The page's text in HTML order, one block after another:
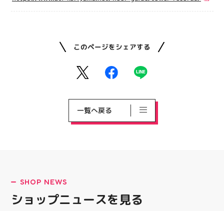
このページをシェアする
一覧へ戻る
SHOP NEWS
ショップニュースを見る